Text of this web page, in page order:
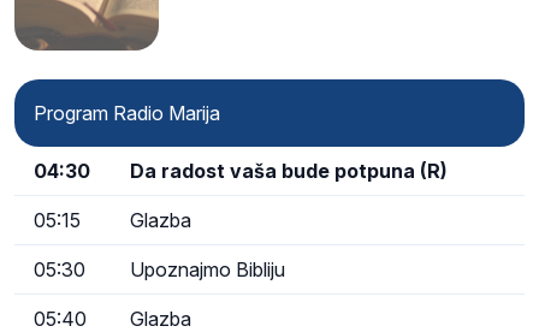
Program Radio Marija
04:30 Da radost vaša bude potpuna (R)
05:15 Glazba
05:30 Upoznajmo Bibliju
05:40 Glazba